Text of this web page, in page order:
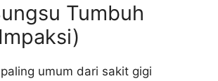
Tumbuh
umum dari sakit gigi